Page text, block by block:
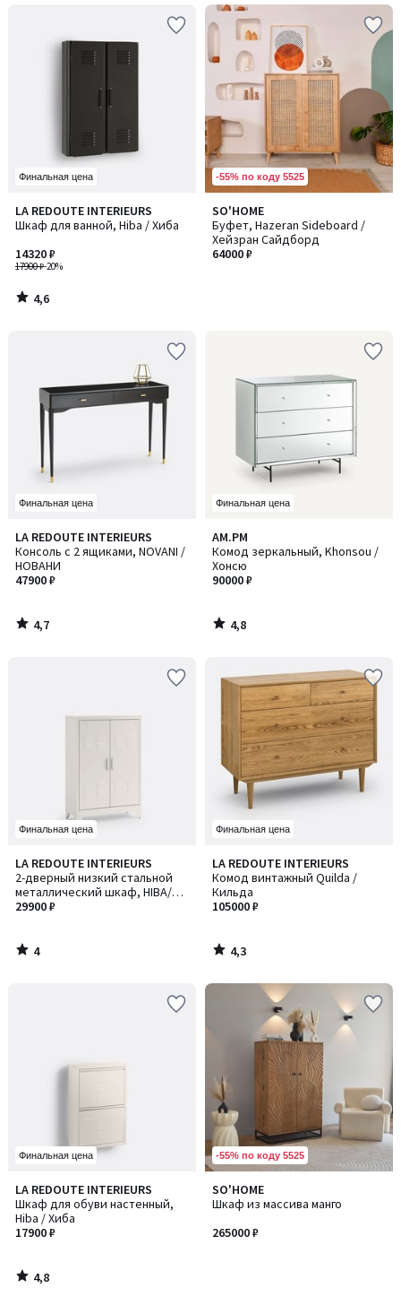
Финальная цена
LA REDOUTE INTERIEURS
Шкаф для ванной, Hiba / Хиба
17900 ₽-20%
14320 ₽
4,6
/ 5
4,6
/
-55% по коду 5525
SO'HOME
Буфет, Hazeran Sideboard /
Хейзран Сайдборд
64000 ₽
Финальная цена
LA REDOUTE INTERIEURS
Консоль с 2 ящиками, NOVANI /
НОВАНИ
47900 ₽
4,7
/ 5
4,7
/
Финальная цена
AM.PM
Комод зеркальный, Khonsou /
Хонсю
90000 ₽
4,8
/ 5
4,8
/
Финальная цена
LA REDOUTE INTERIEURS
2-дверный низкий стальной
металлический шкаф, HIBA/
ХИБА
29900 ₽
4
/
5
4
/
Финальная цена
LA REDOUTE INTERIEURS
Комод винтажный Quilda /
Кильда
105000 ₽
4,3
/ 5
4,3
/
Финальная цена
LA REDOUTE INTERIEURS
Шкаф для обуви настенный,
Hiba / Хиба
17900 ₽
4,8
/ 5
4,8
/
-55% по коду 5525
SO'HOME
Шкаф из массива манго
265000 ₽